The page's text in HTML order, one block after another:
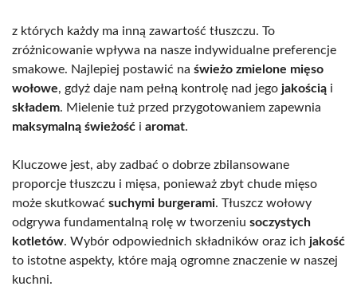
z których każdy ma inną zawartość tłuszczu. To
zróżnicowanie wpływa na nasze indywidualne preferencje
smakowe. Najlepiej postawić na świeżo zmielone mięso
wołowe, gdyż daje nam pełną kontrolę nad jego jakością i
składem. Mielenie tuż przed przygotowaniem zapewnia
maksymalną świeżość i aromat.
Kluczowe jest, aby zadbać o dobrze zbilansowane
proporcje tłuszczu i mięsa, ponieważ zbyt chude mięso
może skutkować suchymi burgerami. Tłuszcz wołowy
odgrywa fundamentalną rolę w tworzeniu soczystych
kotletów. Wybór odpowiednich składników oraz ich jakość
to istotne aspekty, które mają ogromne znaczenie w naszej
kuchni.